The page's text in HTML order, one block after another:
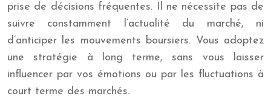
prise de décisions fréquentes. Il ne nécessite pas de
suivre constamment l’actualité du marché, ni
d’anticiper les mouvements boursiers. Vous adoptez
une stratégie à long terme, sans vous laisser
influencer par vos émotions ou par les fluctuations à
court terme des marchés.